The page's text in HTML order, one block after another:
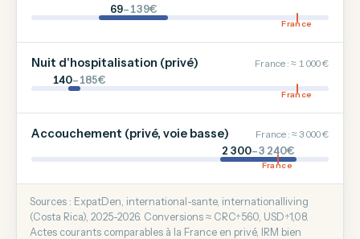
69–139€
France
Nuit d'hospitalisation (privé) France : ≈ 1 000 €
140–185€
France
Accouchement (privé, voie basse) France : ≈ 3 000 €
2 300–3 240€
France
Sources : ExpatDen, international-sante, internationalliving
(Costa Rica), 2025-2026. Conversions ≈ CRC÷560, USD÷1,08.
Actes courants comparables à la France en privé, IRM bien